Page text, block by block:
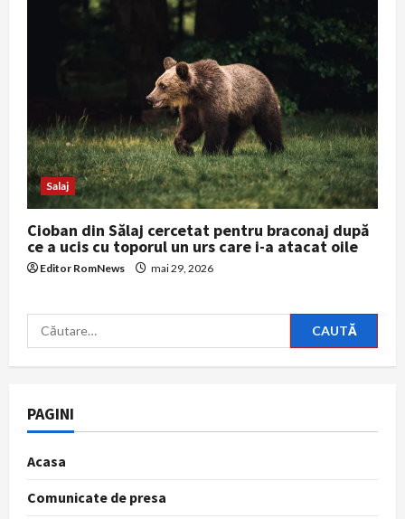
Salaj
Cioban din Sălaj cercetat pentru braconaj după
ce a ucis cu toporul un urs care i-a atacat oile
Editor RomNews mai 29, 2026
Caută
după:
PAGINI
Acasa
Comunicate de presa